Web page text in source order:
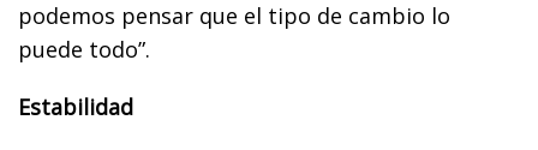
podemos pensar que el tipo de cambio lo
puede todo”.
Estabilidad